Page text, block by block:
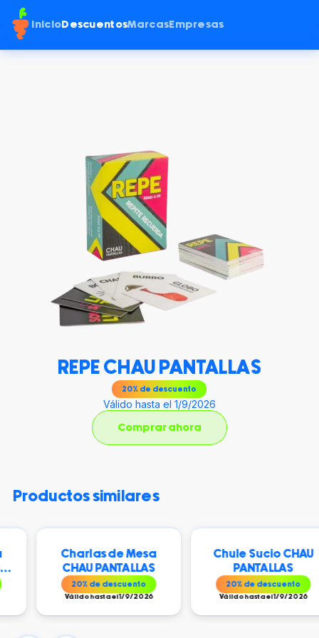
Inicio DescuentosMarcas Empresas
REPE CHAU PANTALLAS
20% de descuento
Válido hasta el 1/9/2026
Comprar ahora
productos similares
Charlas de Mesa
CHAU PANTALLAS
20 % de descuento
Válido hasta el 1/9/2026
Chule Sucio CHAU
PANTALLAS
20 % de descuento
Válido hasta el 1/9/2026